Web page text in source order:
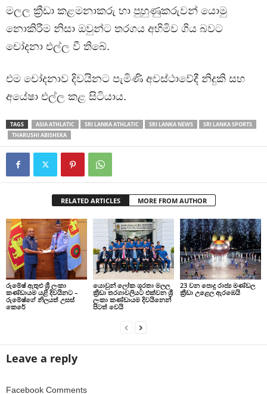
මලල ක්‍රීඩා කළමනාකරු හා පුහුණුකරුවන් යොමු
නොකිරීම නිසා ඔවුන්ට තරගය අහිමිව ගිය බවට
චෝදනා එල්ල වී තිබේ.
එම චෝදනාව දිවයිනට පැමිණි අවස්ථාවේදී නිදුකි සහ
අයේෂා එල්ල කළ සිටියාය.
TAGS ASIA ATHLATIC SRI LANKA ATHLATIC SRI LANKA NEWS
SRI LANKA SPORTS
THARUSHI ABISHEKA
RELATED ARTICLES MORE FROM AUTHOR
රුමේෂ් ඇතුළු ශ්‍රී ලංකා
කණ්ඩායම යළි දිවයිනට –
රුමේෂ්ගේ නිලයත් උසස්
කෙරේ
යොවුන් ලෝක ශූරතා මලල
ක්‍රීඩා තරගාවලියට එක්වන ශ්‍රී
ලංකා කණ්ඩායම දිවයිනෙන්
පිටත් වෙයි
23 වන පොදු රාජ්‍ය මණ්ඩල
ක්‍රීඩා උළෙල ඇරඹෙයි
Leave a reply
Facebook Comments